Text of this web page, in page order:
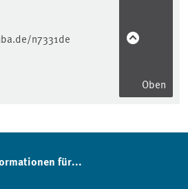
n7331de
Oben
für...